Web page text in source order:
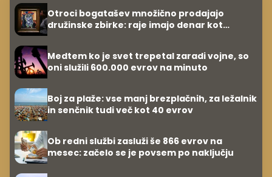
Otroci bogatašev množično prodajajo
družinske zbirke: raje imajo denar kot
Medtem ko je svet trepetal zaradi vojne, so
oni služili 600.000 evrov na minuto
Boj za plaže: vse manj brezplačnih, za ležalnik
in senčnik tudi več kot 40 evrov
Ob redni službi zasluži še 866 evrov na
mesec: začelo se je povsem po naključju